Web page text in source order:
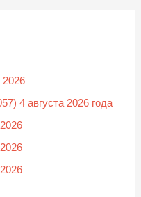
4 августа 2026 года